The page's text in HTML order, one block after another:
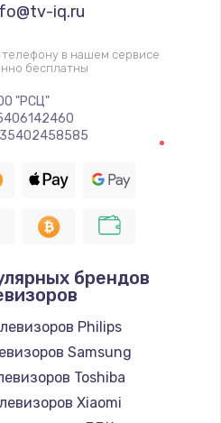
руб.
цепи питания, пайка
руб.
руб.
Wi-Fi модуля
руб.
iq.ru
в нашем сервисе
бесплатны
"РСЦ"
брендов
Philips
Samsung
Toshiba
Xiaomi